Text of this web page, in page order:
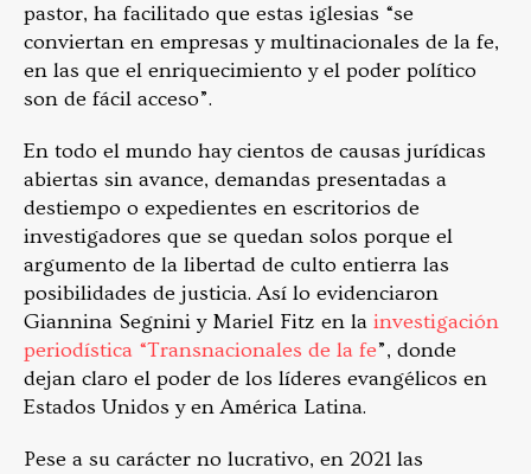
pastor, ha facilitado que estas iglesias “se
conviertan en empresas y multinacionales de la fe,
en las que el enriquecimiento y el poder político
son de fácil acceso”.
En todo el mundo hay cientos de causas jurídicas
abiertas sin avance, demandas presentadas a
destiempo o expedientes en escritorios de
investigadores que se quedan solos porque el
argumento de la libertad de culto entierra las
posibilidades de justicia. Así lo evidenciaron
Giannina Segnini y Mariel Fitz en la investigación
periodística “Transnacionales de la fe”, donde
dejan claro el poder de los líderes evangélicos en
Estados Unidos y en América Latina.
Pese a su carácter no lucrativo, en 2021 las